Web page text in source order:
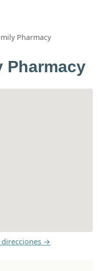
Pharmacy
Pharmacy
direcciones →